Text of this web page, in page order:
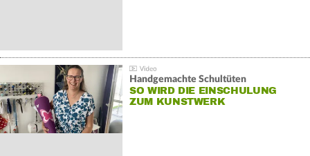
Handgemachte Schultüten
SO WIRD DIE EINSCHULUNG
ZUM KUNSTWERK